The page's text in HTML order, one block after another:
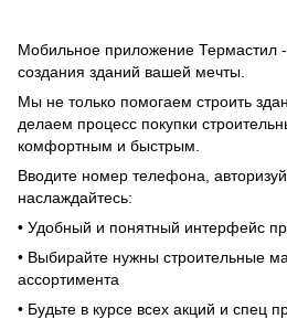
Мобильное приложение Термастил -
создания зданий вашей мечты.
Мы не только помогаем строить
делаем процесс покупки
комфортным и быстрым.
Вводите номер телефона,
наслаждайтесь:
• Удобный и понятный интерфейс
• Выбирайте нужны строительные
ассортимента
• Будьте в курсе всех акций и спец